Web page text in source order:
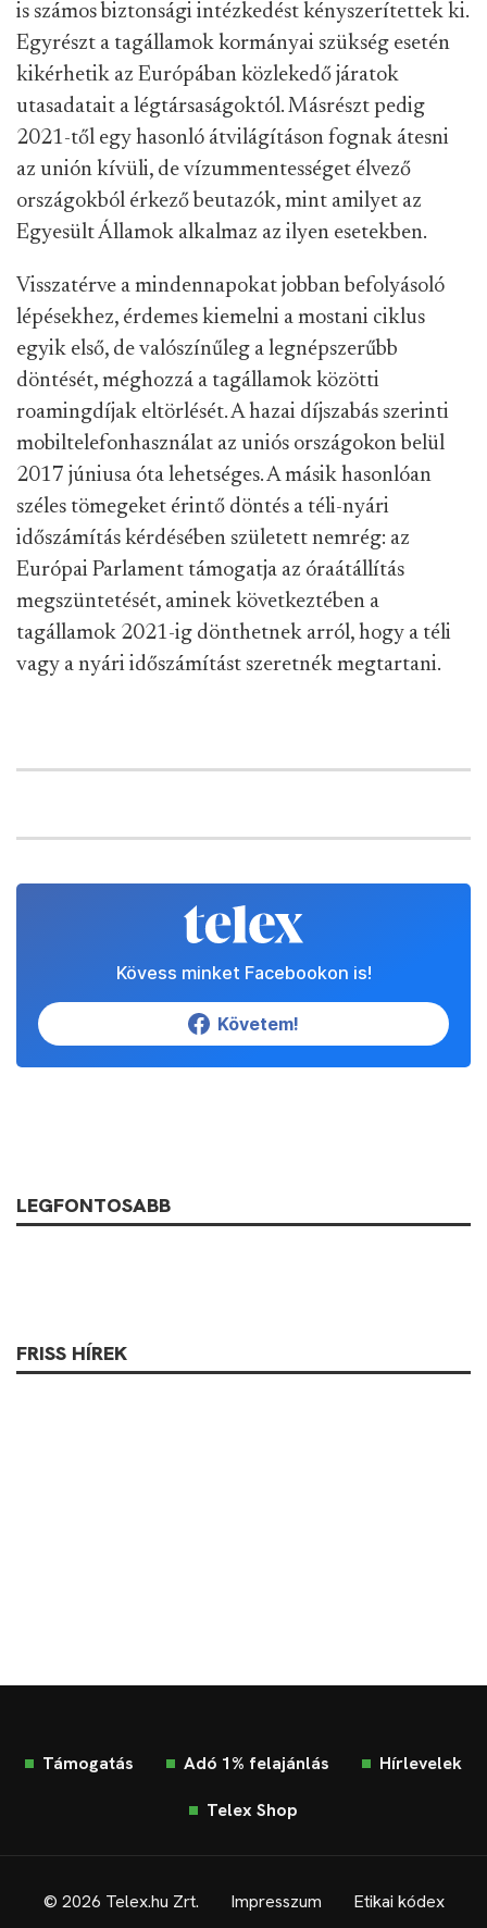
is számos biztonsági intézkedést kényszerítettek ki.
Egyrészt a tagállamok kormányai szükség esetén
kikérhetik az Európában közlekedő járatok
utasadatait a légtársaságoktól. Másrészt pedig
2021-től egy hasonló átvilágításon fognak átesni
az unión kívüli, de vízummentességet élvező
országokból érkező beutazók, mint amilyet az
Egyesült Államok alkalmaz az ilyen esetekben.
Visszatérve a mindennapokat jobban befolyásoló
lépésekhez, érdemes kiemelni a mostani ciklus
egyik első, de valószínűleg a legnépszerűbb
döntését, méghozzá a tagállamok közötti
roamingdíjak eltörlését. A hazai díjszabás szerinti
mobiltelefonhasználat az uniós országokon belül
2017 júniusa óta lehetséges. A másik hasonlóan
széles tömegeket érintő döntés a téli-nyári
időszámítás kérdésében született nemrég: az
Európai Parlament támogatja az óraátállítás
megszüntetését, aminek következtében a
tagállamok 2021-ig dönthetnek arról, hogy a téli
vagy a nyári időszámítást szeretnék megtartani.
Kövess minket Facebookon is!
Követem!
LEGFONTOSABB
FRISS HÍREK
Támogatás Adó 1% felajánlás Hírlevelek
Telex Shop
© 2026 Telex.hu Zrt. Impresszum Etikai kódex